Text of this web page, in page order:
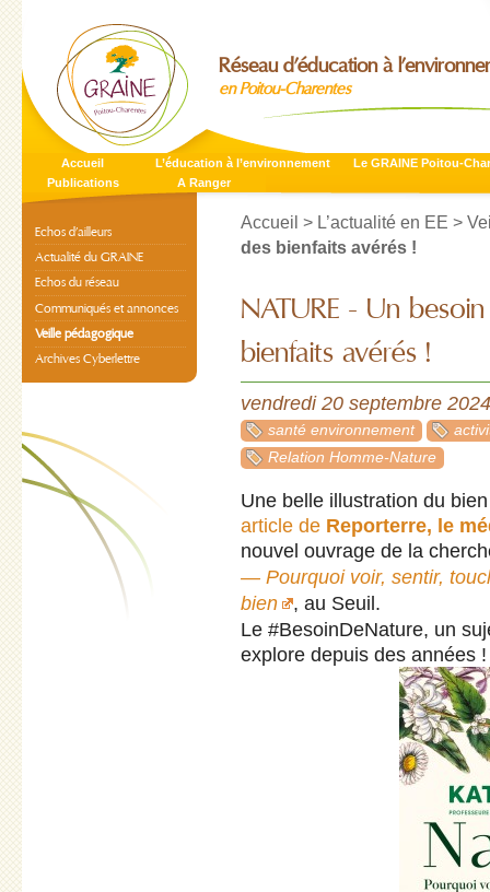
Réseau d’éducation à
en Poitou-Charentes
Accueil L’éducation à l’environnement
Le GRAINE Poitou-
Publications
A Ranger
Accueil > L’actualité en EE >
des bienfaits avérés !
NATURE - Un
bienfaits avérés !
vendredi 20 septembre 2024
santé environnement
Relation Homme-Nature
Une belle illustration du
article de Reporterre, le
nouvel ouvrage de la
— Pourquoi voir, sentir,
bien
, au Seuil.
Le #BesoinDeNature, un
explore depuis des années !
Echos d’ailleurs
Actualité du GRAINE
Echos du réseau
Communiqués et annonces
Veille pédagogique
Archives Cyberlettre